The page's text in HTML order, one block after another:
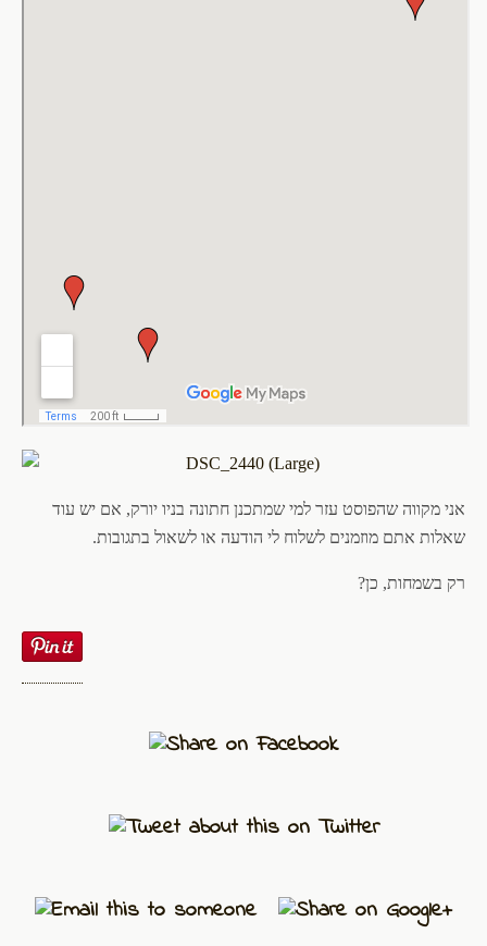
אני מקווה שהפוסט עזר למי שמתכנן חתונה בניו יורק, אם יש עוד
שאלות אתם מוזמנים לשלוח לי הודעה או לשאול בתגובות.
רק בשמחות, כן?